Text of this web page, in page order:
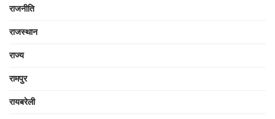
राजनीति
राजस्थान
राज्य
रामपुर
रायबरेली